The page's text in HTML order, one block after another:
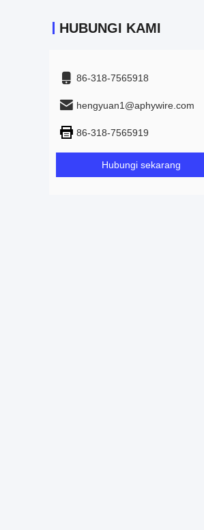
HUBUNGI KAMI
86-318-7565918
hengyuan1@aphywire.com
86-318-7565919
Hubungi sekarang